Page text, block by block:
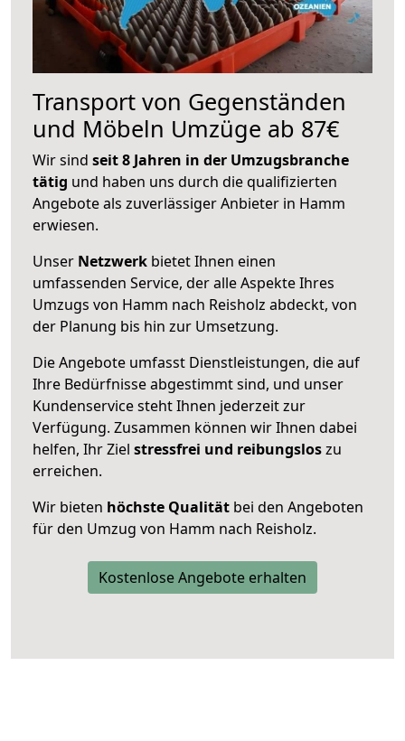
Transport von Gegenständen
und Möbeln Umzüge ab 87€
Wir sind seit 8 Jahren in der Umzugsbranche
tätig und haben uns durch die qualifizierten
Angebote als zuverlässiger Anbieter in Hamm
erwiesen.
Unser Netzwerk bietet Ihnen einen
umfassenden Service, der alle Aspekte Ihres
Umzugs von Hamm nach Reisholz abdeckt, von
der Planung bis hin zur Umsetzung.
Die Angebote umfasst Dienstleistungen, die auf
Ihre Bedürfnisse abgestimmt sind, und unser
Kundenservice steht Ihnen jederzeit zur
Verfügung. Zusammen können wir Ihnen dabei
helfen, Ihr Ziel stressfrei und reibungsloszu
erreichen.
Wir bieten höchste Qualität bei den Angeboten
für den Umzug von Hamm nach Reisholz.
Kostenlose Angebote erhalten